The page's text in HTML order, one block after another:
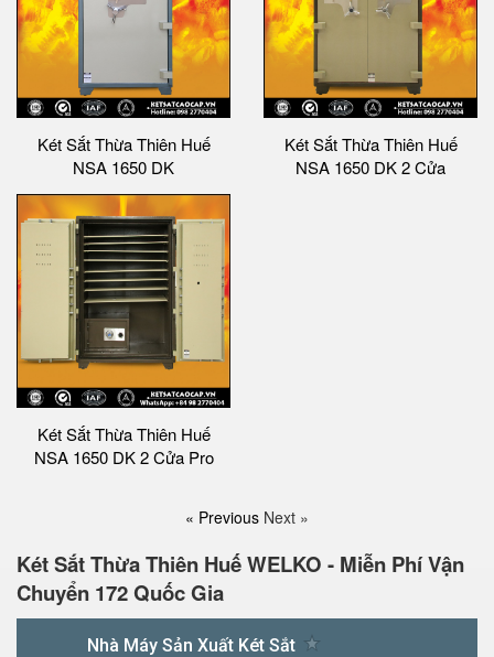
Két Sắt Thừa Thiên Huế
NSA 1650 DK
Két Sắt Thừa Thiên Huế
NSA 1650 DK 2 Cửa
Két Sắt Thừa Thiên Huế
NSA 1650 DK 2 Cửa Pro
« Previous Next »
Két Sắt Thừa Thiên Huế WELKO - Miễn Phí Vận
Chuyển 172 Quốc Gia